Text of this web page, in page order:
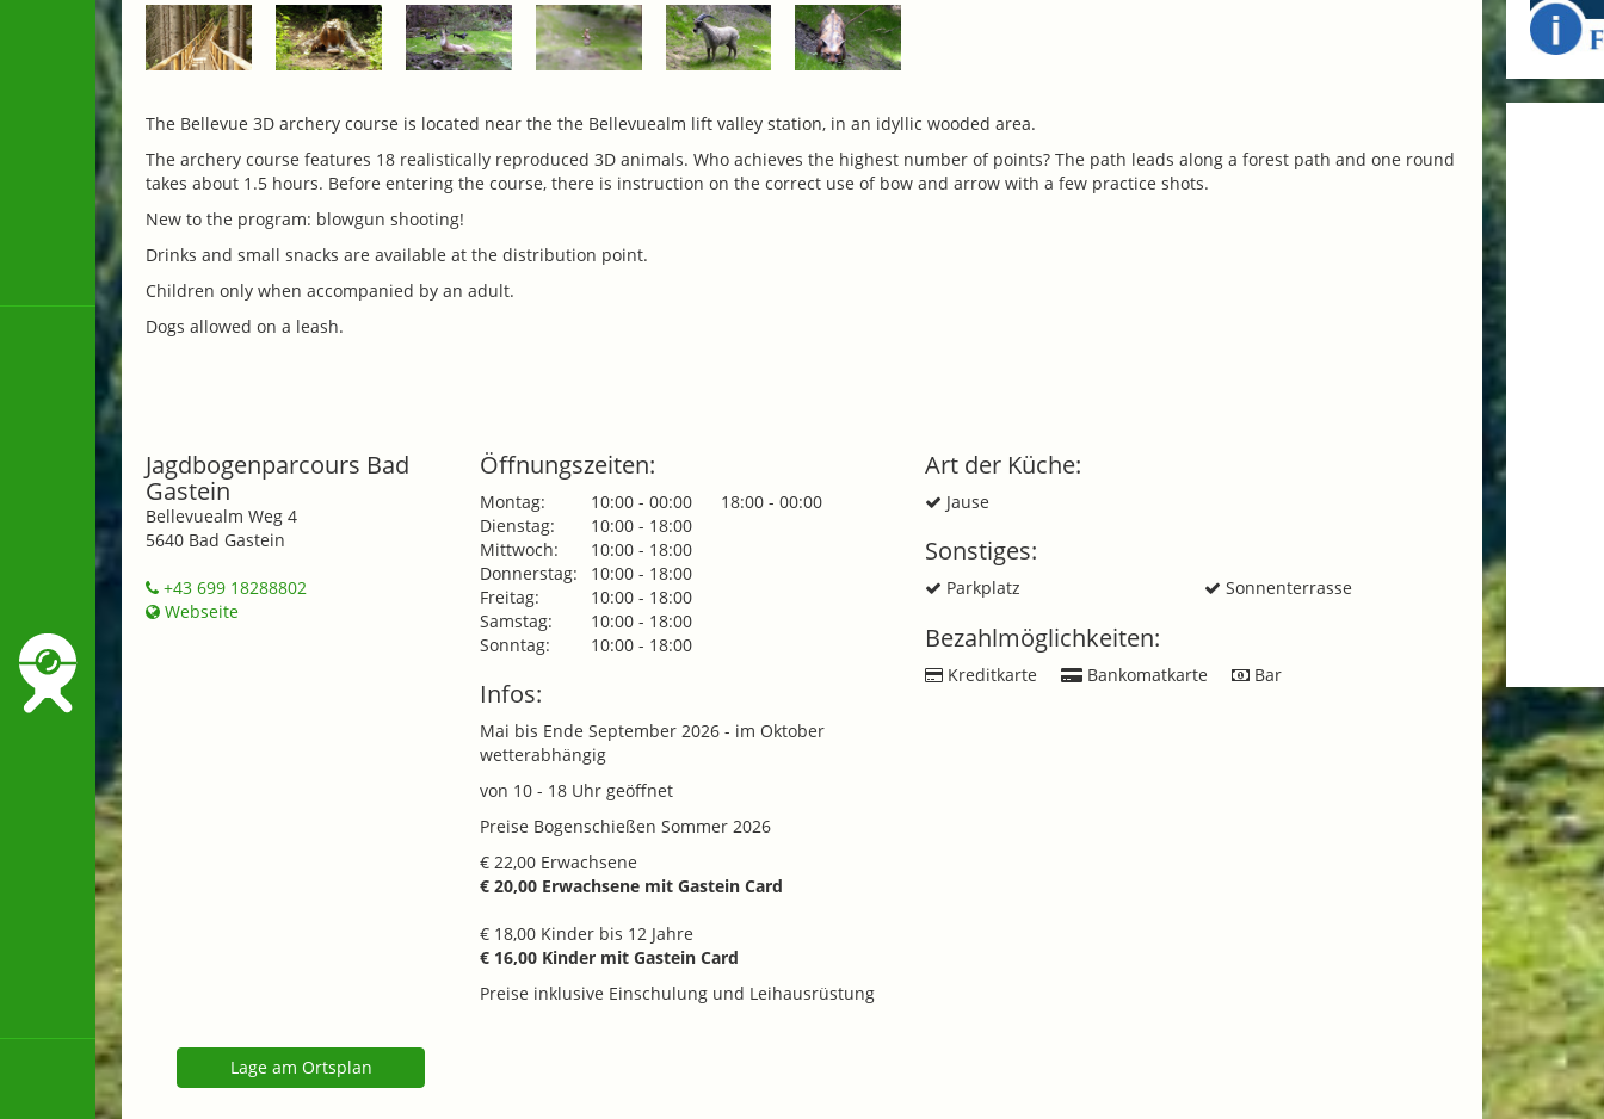
The Bellevue 3D archery course is located near the the Bellevuealm lift valley station, in an idyllic wooded area.
The archery course features 18 realistically reproduced 3D animals. Who achieves the highest number of points? The path leads along a forest path and one round
takes about 1.5 hours. Before entering the course, there is instruction on the correct use of bow and arrow with a few practice shots.
New to the program: blowgun shooting!
Drinks and small snacks are available at the distribution point.
Children only when accompanied by an adult.
Dogs allowed on a leash.
Jagdbogenparcours Bad
Gastein
Bellevuealm Weg 4
5640 Bad Gastein
+43 699 18288802
Webseite
Öffnungszeiten:
Montag: 10:00 - 00:00
18:00 - 00:00
Dienstag:
10:00 - 18:00
Mittwoch:
10:00 - 18:00
Donnerstag:
10:00 - 18:00
Freitag:
10:00 - 18:00
Samstag:
10:00 - 18:00
Sonntag:
10:00 - 18:00
Infos:
Mai bis Ende September 2026 - im Oktober
wetterabhängig
von 10 - 18 Uhr geöffnet
Preise Bogenschießen Sommer 2026
€ 22,00 Erwachsene
€ 20,00 Erwachsene mit Gastein Card
€ 18,00 Kinder bis 12 Jahre
€ 16,00 Kinder mit Gastein Card
Preise inklusive Einschulung und Leihausrüstung
Art der Küche:
Jause
Sonstiges:
Parkplatz Sonnenterrasse
Bezahlmöglichkeiten:
Kreditkarte Bankomatkarte Bar
Lage am Ortsplan